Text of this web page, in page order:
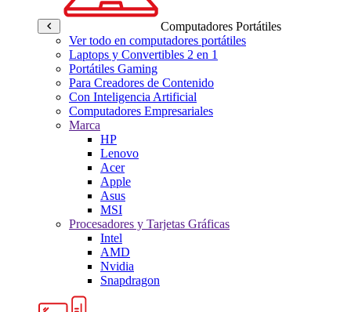
Computadores Portátiles
Ver todo en computadores portátiles
Laptops y Convertibles 2 en 1
Portátiles Gaming
Para Creadores de Contenido
Con Inteligencia Artificial
Computadores Empresariales
Marca
HP
Lenovo
Acer
Apple
Asus
MSI
Procesadores y Tarjetas Gráficas
Intel
AMD
Nvidia
Snapdragon